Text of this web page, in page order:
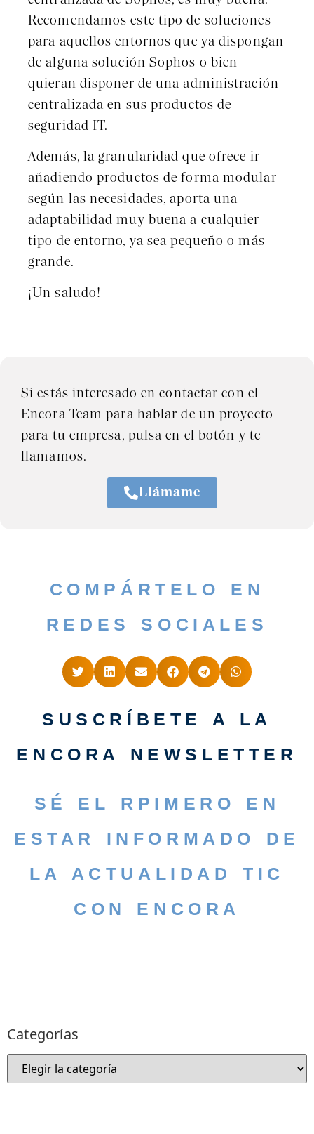
Recomendamos este tipo de soluciones
para aquellos entornos que ya dispongan
de alguna solución Sophos o bien
quieran disponer de una administración
centralizada en sus productos de
seguridad IT.
Además, la granularidad que ofrece ir
añadiendo productos de forma modular
según las necesidades, aporta una
adaptabilidad muy buena a cualquier
tipo de entorno, ya sea pequeño o más
grande.
¡Un saludo!
Si estás interesado en contactar con el
Encora Team para hablar de un proyecto
para tu empresa, pulsa en el botón y te
llamamos.
Llámame
COMPÁRTELO EN
REDES SOCIALES
SUSCRÍBETE A LA
ENCORA NEWSLETTER
SÉ EL RPIMERO EN
ESTAR INFORMADO DE
LA ACTUALIDAD TIC
CON ENCORA
Categorías